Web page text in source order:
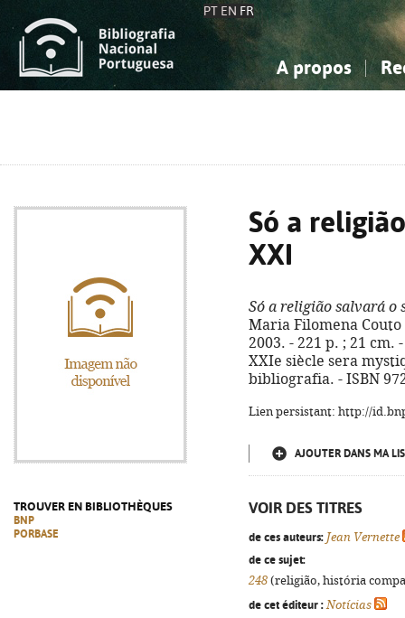
PT EN FR
A propos
TROUVER EN BIBLIOTHÈQUES
BNP
PORBASE
Só a
XXI
Só a religião salvará o
Maria Filomena Couto
2003. - 221 p. ; 21 cm.
XXIe siècle sera
bibliografia. - ISBN
Lien persistant: http://
AJOUTER DANS MA
VOIR DES TITRES
de ces auteurs: Jean Vernette
de ce sujet:
248 (religião, história
de cet éditeur : Notícias